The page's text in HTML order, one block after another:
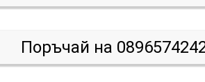
Поръчай на